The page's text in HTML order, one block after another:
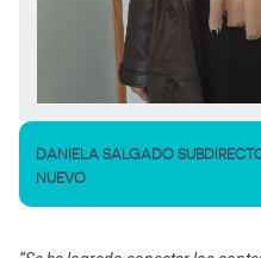
DANIELA SALGADO
NUEVO